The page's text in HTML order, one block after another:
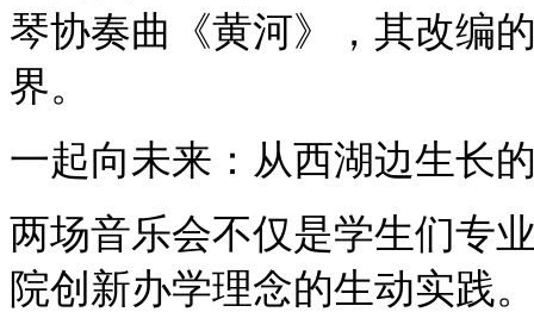
琴协奏曲《黄河》，其改编
界。
一起向未来：从西湖边生长
两场音乐会不仅是学生们专
院创新办学理念的生动实践